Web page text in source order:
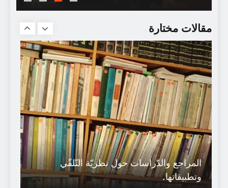
مقالات مختارة
المراجع والدّراسات حول نظريّة التّلقّي
وتطبيقاتها.